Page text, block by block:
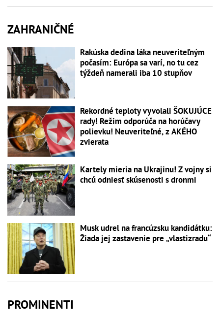
ZAHRANIČNÉ
Rakúska dedina láka neuveriteľným
počasím: Európa sa varí, no tu cez
týždeň namerali iba 10 stupňov
Rekordné teploty vyvolali ŠOKUJÚCE
rady! Režim odporúča na horúčavy
polievku! Neuveriteľné, z AKÉHO
zvierata
Kartely mieria na Ukrajinu! Z vojny si
chcú odniesť skúsenosti s dronmi
Musk udrel na francúzsku kandidátku:
Žiada jej zastavenie pre „vlastizradu“
PROMINENTI